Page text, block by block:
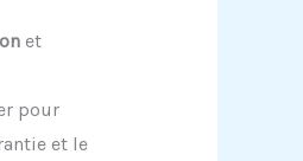
et
pour
et le